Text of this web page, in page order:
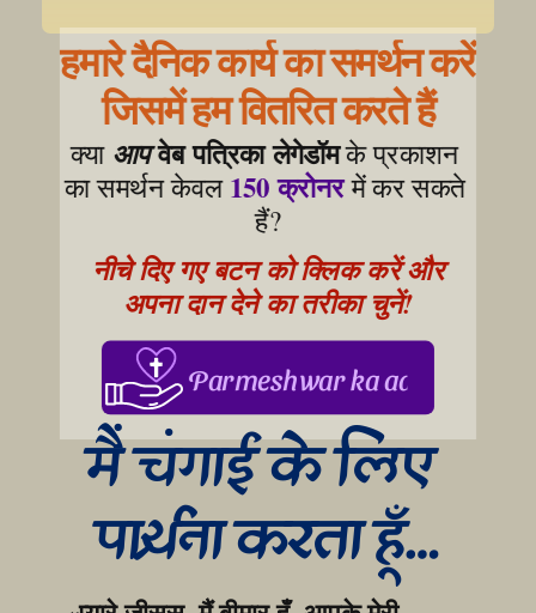
हमारे दैनिक कार्य का समर्थन करें
जिसमें हम वितरित करते हैं
क्या आपवेब पत्रिका लेगेडॉम के प्रकाशन
का समर्थन केवल 150 क्रोनर में कर सकते
हैं?
नीचे दिए गए बटन को क्लिक करें और
अपना दान देने का तरीका चुनें!
Parmeshwar ka aabhar,
मैं चंगाई के लिए
प्रार्थना करता हूँ…